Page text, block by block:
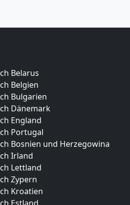
Belarus
Belgien
Bulgarien
Dänemark
England
Portugal
Bosnien und Herzegowina
Irland
Lettland
Zypern
Kroatien
Estland